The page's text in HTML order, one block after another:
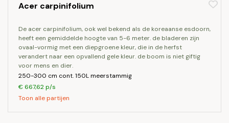
Acer carpinifolium
de acer carpinifolium, ook wel bekend als de koreaanse esdoorn,
heeft een gemiddelde hoogte van 5-6 meter. de bladeren zijn
ovaal-vormig met een diepgroene kleur, die in de herfst
verandert naar een opvallend gele kleur. de boom is niet giftig
voor mens en dier.
250-300 cm cont. 150L meerstammig
€ 667,62 p/s
Toon alle partijen